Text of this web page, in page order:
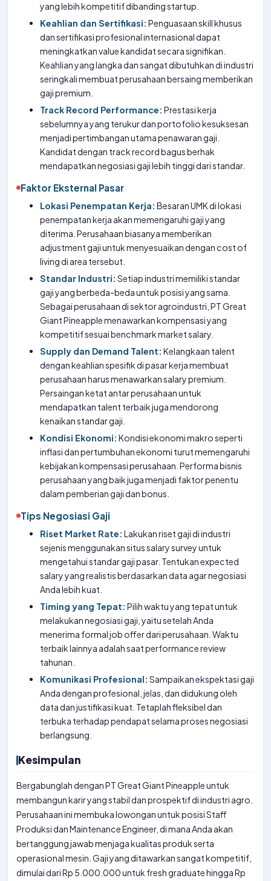
yang lebih kompetitif dibanding startup.
Keahlian dan Sertifikasi: Penguasaan skill khusus
dan sertifikasi profesional internasional dapat
meningkatkan value kandidat secara signifikan.
Keahlian yang langka dan sangat dibutuhkan di industri
seringkali membuat perusahaan bersaing memberikan
gaji premium.
Track Record Performance: Prestasi kerja
sebelumnya yang terukur dan portofolio kesuksesan
menjadi pertimbangan utama penawaran gaji.
Kandidat dengan track record bagus berhak
mendapatkan negosiasi gaji lebih tinggi dari standar.
Faktor Eksternal Pasar
Lokasi Penempatan Kerja: Besaran UMK di lokasi
penempatan kerja akan memengaruhi gaji yang
diterima. Perusahaan biasanya memberikan
adjustment gaji untuk menyesuaikan dengan cost of
living di area tersebut.
Standar Industri: Setiap industri memiliki standar
gaji yang berbeda-beda untuk posisi yang sama.
Sebagai perusahaan di sektor agroindustri, PT Great
Giant Pineapple menawarkan kompensasi yang
kompetitif sesuai benchmark market salary.
Supply dan Demand Talent: Kelangkaan talent
dengan keahlian spesifik di pasar kerja membuat
perusahaan harus menawarkan salary premium.
Persaingan ketat antar perusahaan untuk
mendapatkan talent terbaik juga mendorong
kenaikan standar gaji.
Kondisi Ekonomi: Kondisi ekonomi makro seperti
inflasi dan pertumbuhan ekonomi turut memengaruhi
kebijakan kompensasi perusahaan. Performa bisnis
perusahaan yang baik juga menjadi faktor penentu
dalam pemberian gaji dan bonus.
Tips Negosiasi Gaji
Riset Market Rate: Lakukan riset gaji di industri
sejenis menggunakan situs salary survey untuk
mengetahui standar gaji pasar. Tentukan expected
salary yang realistis berdasarkan data agar negosiasi
Anda lebih kuat.
Timing yang Tepat: Pilih waktu yang tepat untuk
melakukan negosiasi gaji, yaitu setelah Anda
menerima formal job offer dari perusahaan. Waktu
terbaik lainnya adalah saat performance review
tahunan.
Komunikasi Profesional: Sampaikan ekspektasi gaji
Anda dengan profesional, jelas, dan didukung oleh
data dan justifikasi kuat. Tetaplah fleksibel dan
terbuka terhadap pendapat selama proses negosiasi
berlangsung.
Kesimpulan
Bergabunglah dengan PT Great Giant Pineapple untuk
membangun karir yang stabil dan prospektif di industri agro.
Perusahaan ini membuka lowongan untuk posisi Staff
Produksi dan Maintenance Engineer, di mana Anda akan
bertanggung jawab menjaga kualitas produk serta
operasional mesin. Gaji yang ditawarkan sangat kompetitif,
dimulai dari Rp 5.000.000 untuk fresh graduate hingga Rp